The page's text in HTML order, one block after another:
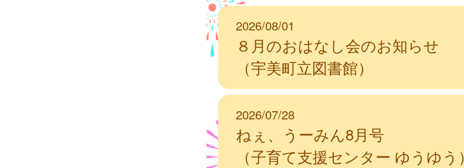
2026/08/01
８月のおはなし会のお知らせ
（宇美町立図書館）
2026/07/28
ねぇ、うーみん8月号
（子育て支援センター ゆうゆう）